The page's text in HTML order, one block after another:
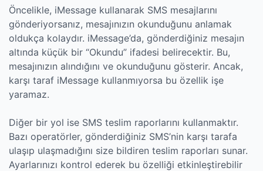
Öncelikle, iMessage kullanarak SMS mesajlarını
gönderiyorsanız, mesajınızın okunduğunu anlamak
oldukça kolaydır. iMessage’da, gönderdiğiniz mesajın
altında küçük bir “Okundu” ifadesi belirecektir. Bu,
mesajınızın alındığını ve okunduğunu gösterir. Ancak,
karşı taraf iMessage kullanmıyorsa bu özellik işe
yaramaz.
Diğer bir yol ise SMS teslim raporlarını kullanmaktır.
Bazı operatörler, gönderdiğiniz SMS’nin karşı tarafa
ulaşıp ulaşmadığını size bildiren teslim raporları sunar.
Ayarlarınızı kontrol ederek bu özelliği etkinleştirebilir